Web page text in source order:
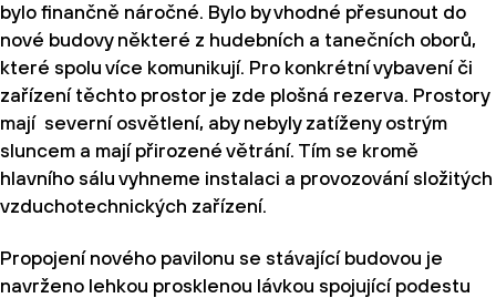
bylo finančně náročné. Bylo by vhodné přesunout do
nové budovy některé z hudebních a tanečních oborů,
které spolu více komunikují. Pro konkrétní vybavení či
zařízení těchto prostor je zde plošná rezerva. Prostory
mají severní osvětlení, aby nebyly zatíženy ostrým
sluncem a mají přirozené větrání. Tím se kromě
hlavního sálu vyhneme instalaci a provozování složitých
vzduchotechnických zařízení.
Propojení nového pavilonu se stávající budovou je
navrženo lehkou prosklenou lávkou spojující podestu